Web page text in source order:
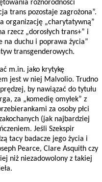
różnorodności
trans pozostaje zagrożona”.
organizację „charytatywną”
rzecz „dorosłych trans+” i
na duchu i poprawa życia”
transgenderowych.
m.in. jako krytykę
jest w niej Malvolio. Trudno
by nawiązać do tytułu
za „komedię omyłek” z
za osoby płci
(jak najbardziej
Jeśli Szekspir
tacy badacze jego życia i
Pearce, Clare Asquith czy
niż niezadowolony z takiej